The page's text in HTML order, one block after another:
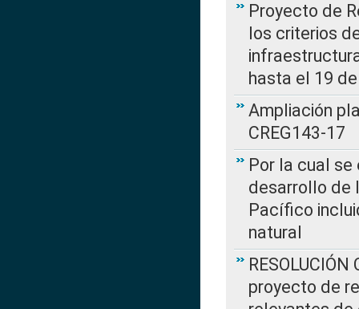
Proyecto de
los criterios
hasta el 19
Ampliación
CREG143-17
Por la cual
desarrollo de
Pacífico
natural
proyecto de